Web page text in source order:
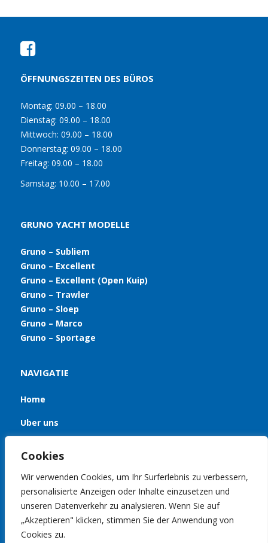
Cookies
Wir verwenden Cookies, um Ihr Surferlebnis zu verbessern,
personalisierte Anzeigen oder Inhalte einzusetzen und
unseren Datenverkehr zu analysieren. Wenn Sie auf
„Akzeptieren" klicken, stimmen Sie der Anwendung von
Cookies zu.
ÖFFNUNGSZEITEN DES BÜROS
Montag: 09.00 – 18.00
Dienstag: 09.00 – 18.00
Mittwoch: 09.00 – 18.00
Donnerstag: 09.00 – 18.00
Freitag: 09.00 – 18.00
Samstag: 10.00 – 17.00
GRUNO YACHT MODELLE
Gruno – Subliem
Gruno – Excellent
Gruno – Excellent (Open Kuip)
Gruno – Trawler
Gruno – Sloep
Gruno – Marco
Gruno – Sportage
NAVIGATIE
Home
Uber uns
Kontakt